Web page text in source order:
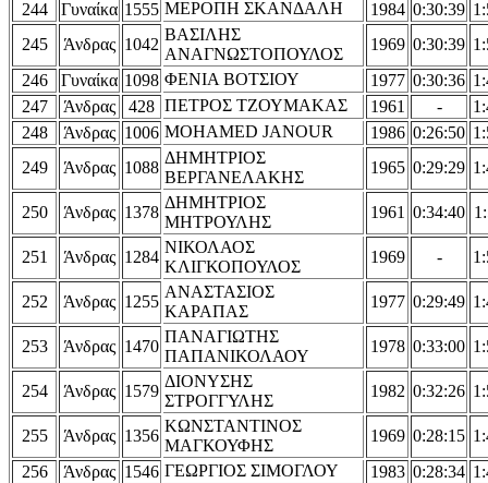
244 Γυναίκα 1555 ΜΕΡΟΠΗ ΣΚΑΝΔΑΛΗ 1984 0:30:39
245
Άνδρας 1042
ΒΑΣΙΛΗΣ
ΑΝΑΓΝΩΣΤΟΠΟΥΛΟΣ
1969 0:30:39
246
Γυναίκα 1098 ΦΕΝΙΑ ΒΟΤΣΙΟΥ 1977 0:30:36
247
Άνδρας 428 ΠΕΤΡΟΣ ΤΖΟΥΜΑΚΑΣ 1961 -
248
Άνδρας 1006 MOHAMED JANOUR 1986 0:26:50
249
Άνδρας 1088
ΔΗΜΗΤΡΙΟΣ
ΒΕΡΓΑΝΕΛΑΚΗΣ
1965 0:29:29
250 Άνδρας 1378
ΔΗΜΗΤΡΙΟΣ
ΜΗΤΡΟΥΛΗΣ
1961 0:34:40
251 Άνδρας 1284
ΝΙΚΟΛΑΟΣ
ΚΛΙΓΚΟΠΟΥΛΟΣ
1969 -
252 Άνδρας 1255
ΑΝΑΣΤΑΣΙΟΣ
ΚΑΡΑΠΑΣ
1977 0:29:49
253 Άνδρας 1470
ΠΑΝΑΓΙΩΤΗΣ
ΠΑΠΑΝΙΚΟΛΑΟΥ
1978 0:33:00
254 Άνδρας 1579
ΔΙΟΝΥΣΗΣ
ΣΤΡΟΓΓΥΛΗΣ
1982 0:32:26
255 Άνδρας 1356
ΚΩΝΣΤΑΝΤΙΝΟΣ
ΜΑΓΚΟΥΦΗΣ
1969 0:28:15
256
Άνδρας 1546 ΓΕΩΡΓΙΟΣ ΣΙΜΟΓΛΟΥ 1983 0:28:34